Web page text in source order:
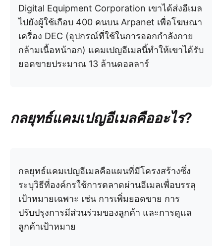
Digital Equipment Corporation เขาได้ส่งอีเมล
ไปยังผู้ใช้เกือบ 400 คนบน Arpanet เพื่อโฆษณา
เครื่อง DEC (อุปกรณ์ที่ใช้ในการออกกำลังกาย
กล้ามเนื้อหน้าอก) แคมเปญอีเมลนี้ทำให้เขาได้รับ
ยอดขายประมาณ 13 ล้านดอลลาร์
กลยุทธ์แคมเปญอีเมลคืออะไร?
กลยุทธ์แคมเปญอีเมลคือแผนที่มีโครงสร้างซึ่ง
ระบุวิธีที่องค์กรใช้การตลาดผ่านอีเมลเพื่อบรรลุ
เป้าหมายเฉพาะ เช่น การเพิ่มยอดขาย การ
ปรับปรุงการมีส่วนร่วมของลูกค้า และการดูแล
ลูกค้าเป้าหมาย